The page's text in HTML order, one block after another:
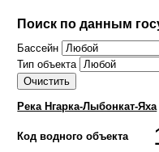
Поиск по данным
Бассейн
Тип объекта
Река Нгарка-Лыбонкат-Яха
Код водного объекта